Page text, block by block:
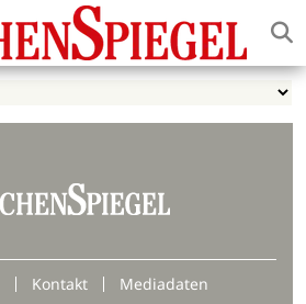
Kontakt
Mediadaten